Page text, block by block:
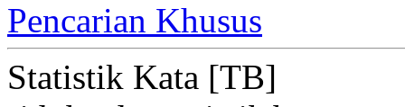
Pencarian Khusus
Statistik Kata [TB]